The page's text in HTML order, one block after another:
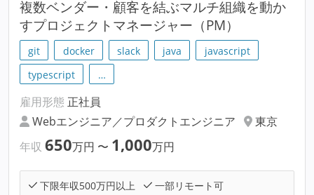
複数ベンダー・顧客を結ぶマルチ組織を動か
すプロジェクトマネージャー（PM）
git docker slack java
javascript
typescript
…
雇用形態 正社員
Webエンジニア／プロダクトエンジニア
東京
年収 650万円 〜 1,000万円
下限年収500万円以上
一部リモート可